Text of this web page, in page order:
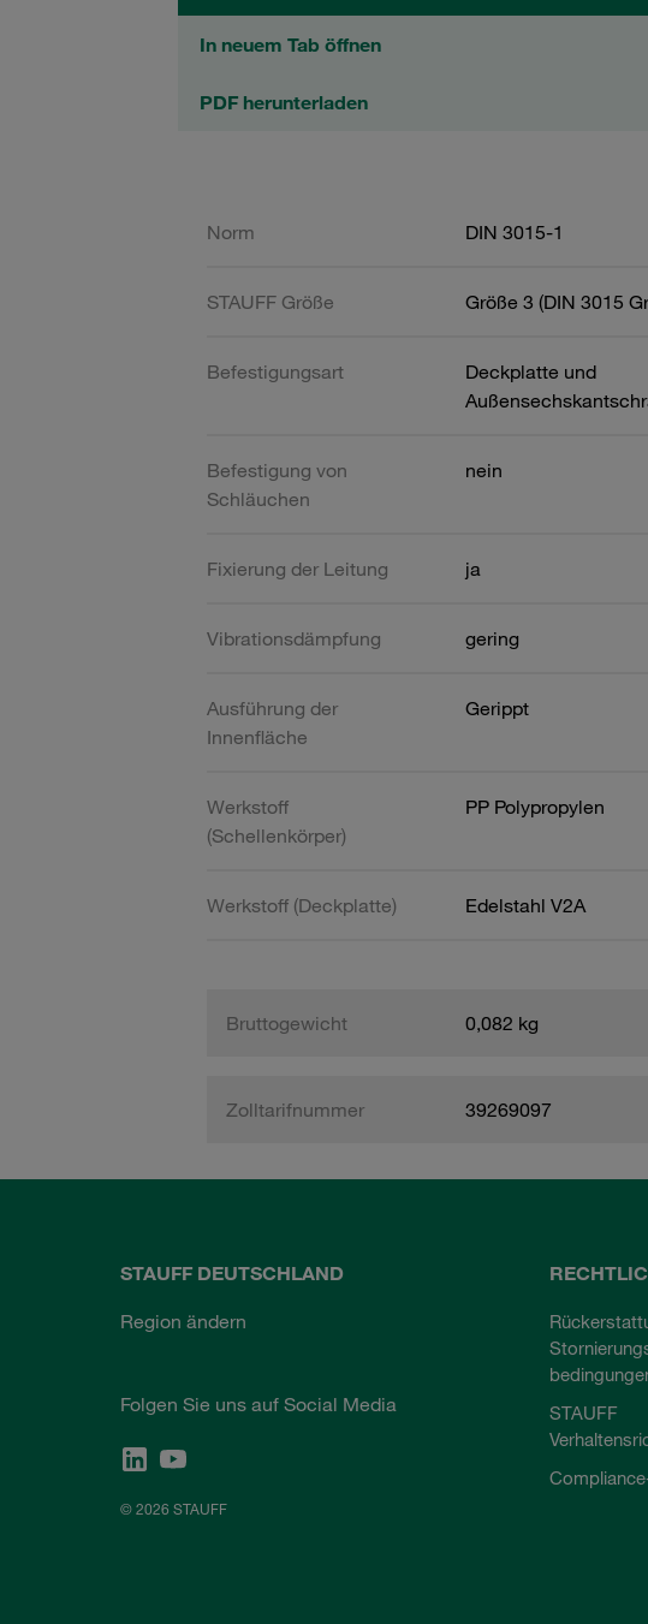
In neuem Tab öffnen
PDF herunterladen
Norm DIN 3015-1
STAUFF Größe Größe 3 (DIN 3015
Befestigungsart
Deckplatte und
Befestigung von
Schläuchen
nein
Fixierung der Leitung ja
Vibrationsdämpfung gering
Ausführung der
Innenfläche
Gerippt
Werkstoff
(Schellenkörper)
PP Polypropylen
Werkstoff (Deckplatte) Edelstahl V2A
Bruttogewicht 0,082 kg
Zolltarifnummer 39269097
STAUFF DEUTSCHLAND
Region ändern
Folgen Sie uns auf Social Media
© 2026 STAUFF
STAUFF